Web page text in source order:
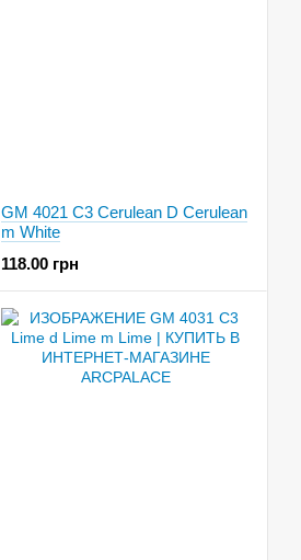
GM 4021 C3 Cerulean D Cerulean
m White
118.00 грн